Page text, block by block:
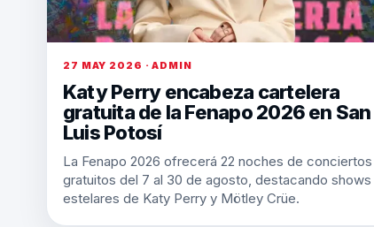
27 MAY 2026 · ADMIN
Katy Perry encabeza cartelera
gratuita de la Fenapo 2026 en San
Luis Potosí
La Fenapo 2026 ofrecerá 22 noches de conciertos
gratuitos del 7 al 30 de agosto, destacando shows
estelares de Katy Perry y Mötley Crüe.